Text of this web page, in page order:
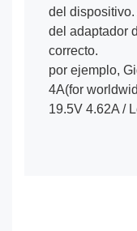
del
del adaptador
correcto.
por ejemplo,
4A(for
19.5V 4.62A /